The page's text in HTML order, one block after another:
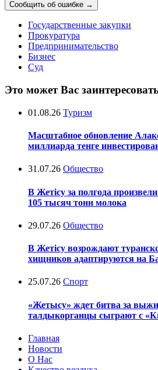
Сообщить об ошибке →
Государственные закупки
Прокуратура
Предпринимательство
Бизнес
Суд
Это может Вас
01.08.26 Туризм
Масштабное обновление
миллиарда тенге
31.07.26 Общество
В Жетісу за полгода
105 тысяч тонн молока
29.07.26 Общество
В Жетісу возрождают
хищников адаптируются на
25.07.26 Спорт
«Жетысу» ждет битва за
талдыкорганцы сыграют с
Главная
Новости
О Нас